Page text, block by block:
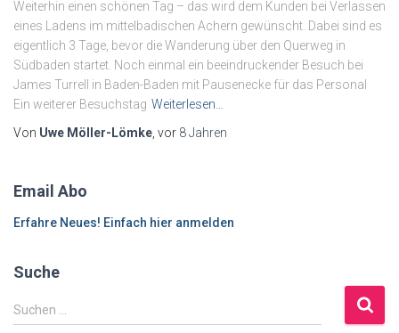
Weiterhin einen schönen Tag – das wird dem Kunden bei Verlassen
eines Ladens im mittelbadischen Achern gewünscht. Dabei sind es
eigentlich 3 Tage, bevor die Wanderung über den Querweg in
Südbaden startet. Noch einmal ein beeindruckender Besuch bei
James Turrell in Baden-Baden mit Pausenecke für das Personal
Ein weiterer Besuchstag Weiterlesen…
Von Uwe Möller-Lömke, vor 8 Jahren
Email Abo
Erfahre Neues! Einfach hier anmelden
Suche
S
u
Suchen …